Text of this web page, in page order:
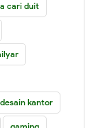
cari duit
desain kantor